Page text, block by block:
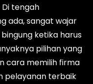
tengah
ada, sangat wajar
ketika harus
pilihan yang
cara memilih firma
pelayanan terbaik